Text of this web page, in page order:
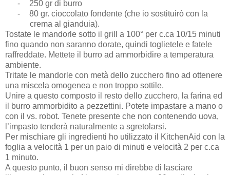
-
250 gr di burro
-
80 gr. cioccolato fondente (che io sostituirò con la
crema al gianduia).
Tostate le mandorle sotto il grill a 100° per c.ca 10/15 minuti
fino quando non saranno dorate, quindi toglietele e fatele
raffreddate. Mettete il burro ad ammorbidire a temperatura
ambiente.
Tritate le mandorle con metà dello zucchero fino ad ottenere
una miscela omogenea e non troppo sottile.
Unire a questo composto il resto dello zucchero, la farina ed
il burro ammorbidito a pezzettini. Potete impastare a mano o
con il vs. robot. Tenete presente che non contenendo uova,
l’impasto tenderà naturalmente a sgretolarsi.
Per mischiare gli ingredienti ho utilizzato il KitchenAid con la
foglia a velocità 1 per un paio di minuti e velocità 2 per c.ca
1 minuto.
A questo punto, il buon senso mi direbbe di lasciare